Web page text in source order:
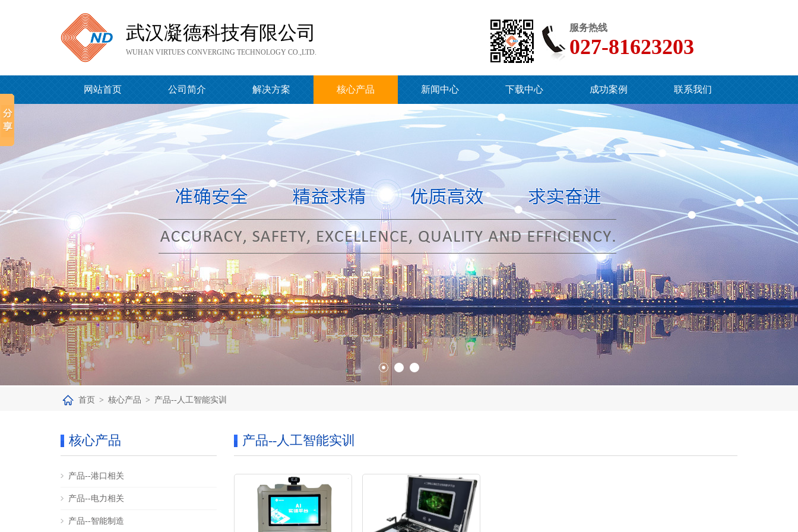
武汉凝德科技有限公司
WUHAN VIRTUES CONVERGING TECHNOLOGY CO.,LTD.
服务热线
027-81623203
网站首页 公司简介 解决方案 核心产品 新闻中心 下载中心 成功案例 联系我们
首页 > 核心产品 > 产品--人工智能实训
核心产品
产品--港口相关
产品--电力相关
产品--智能制造
产品--人工智能实训